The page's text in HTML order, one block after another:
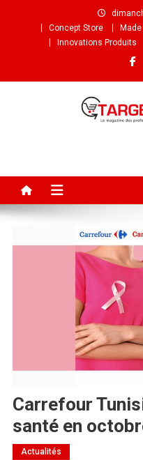
Concept Store
Innovations Produits
Carrefour
santé en
Actualités